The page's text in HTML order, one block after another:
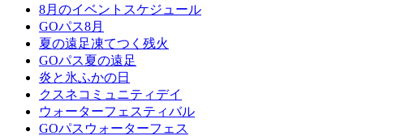
8月のイベントスケジュール
GOパス8月
夏の遠足凍てつく残火
GOパス夏の遠足
炎と氷ふかの日
クスネコミュニティデイ
ウォーターフェスティバル
GOパスウォーターフェス